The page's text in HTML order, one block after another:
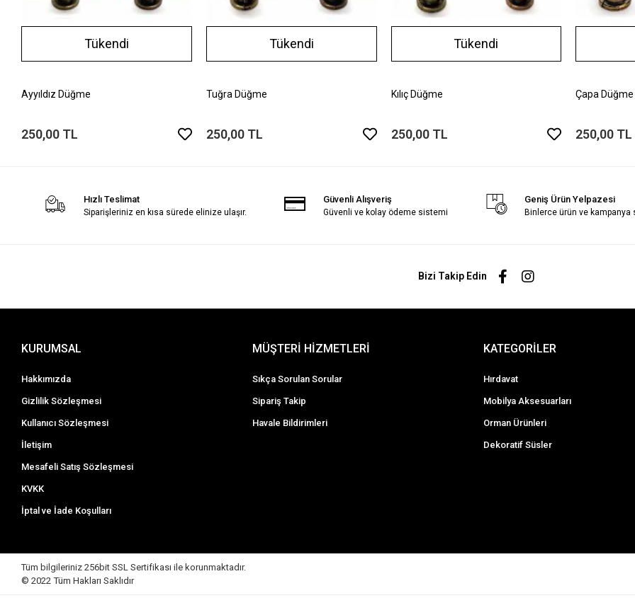
Tükendi
Ayyıldız Düğme
250,00 TL
Tükendi
Tuğra Düğme
250,00 TL
Tükendi
Kılıç Düğme
250,00 TL
Çapa Düğme
250,00 TL
Hızlı Teslimat
Siparişleriniz en kısa sürede elinize ulaşır.
Güvenli Alışveriş
Güvenli ve kolay ödeme sistemi
Geniş Ürün Yelpazesi
Binlerce ürün ve kampanya
Bizi Takip Edin
KURUMSAL
Hakkımızda
Gizlilik Sözleşmesi
Kullanıcı Sözleşmesi
İletişim
Mesafeli Satış Sözleşmesi
KVKK
İptal ve İade Koşulları
MÜŞTERİ HİZMETLERİ
Sıkça Sorulan Sorular
Sipariş Takip
Havale Bildirimleri
KATEGORİLER
Hırdavat
Mobilya Aksesuarları
Orman Ürünleri
Dekoratif Süsler
Tüm bilgileriniz 256bit SSL Sertifikası ile korunmaktadır.
© 2022Tüm Hakları Saklıdır